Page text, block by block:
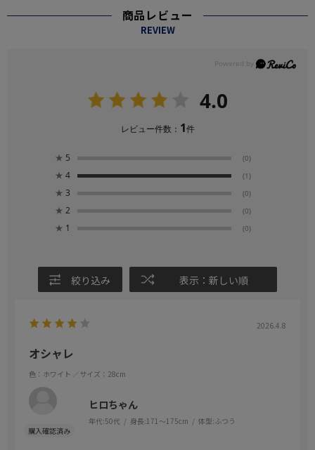
商品レビュー
REVIEW
4.0
レビュー件数： 1件
★ 5 (0)
★ 4 (1)
★ 3 (0)
★ 2 (0)
★ 1 (0)
絞り込み 表示：新しい順
2026.4.8
オシャレ
色：ホワイト ／サイズ：28cm
ヒロちゃん
年代:50代 身長:171～175cm 体型:ふつう